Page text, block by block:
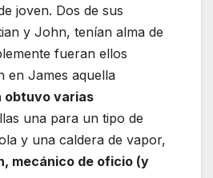
joven. Dos de sus
y John, tenían alma de
fueran ellos
en James aquella
obtuvo varias
una para un tipo de
y una caldera de vapor,
mecánico de oficio (y